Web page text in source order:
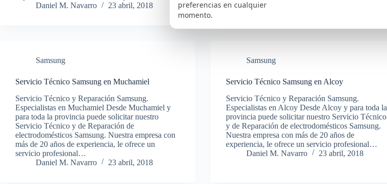
Daniel M. Navarro
23 abril, 2018
Daniel M. Navarro
Samsung
Servicio Técnico Samsung en Muchamiel
Servicio Técnico y Reparación Samsung.
Especialistas en Muchamiel Desde Muchamiel y
para toda la provincia puede solicitar nuestro
Servicio Técnico y de Reparación de
electrodomésticos Samsung. Nuestra empresa con
más de 20 años de experiencia, le ofrece un
servicio profesional…
Daniel M. Navarro
23 abril, 2018
Samsung
Servicio Técnico Samsung en Alcoy
Servicio Técnico y Reparación Samsung.
Especialistas en Alcoy Desde Alcoy y para toda la
provincia puede solicitar nuestro Servicio Técnico
y de Reparación de electrodomésticos Samsung.
Nuestra empresa con más de 20 años de
experiencia, le ofrece un servicio profesional…
Daniel M. Navarro
23 abril, 2018
preferencias en cualquier
momento.